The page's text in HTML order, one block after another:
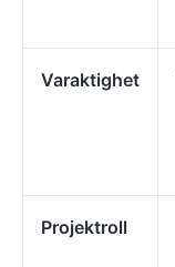
Varaktighet
Projektroll